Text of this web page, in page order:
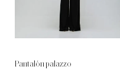
Pantalón palazzo